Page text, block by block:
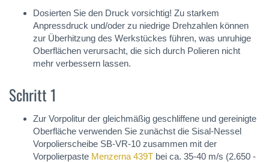
Dosierten Sie den Druck vorsichtig! Zu starkem
Anpressdruck und/oder zu niedrige Drehzahlen können
zur Überhitzung des Werkstückes führen, was unruhige
Oberflächen verursacht, die sich durch Polieren nicht
mehr verbessern lassen.
Schritt 1
Zur Vorpolitur der gleichmäßig geschliffene und gereinigte
Oberfläche verwenden Sie zunächst die Sisal-Nessel
Vorpolierscheibe SB-VR-10 zusammen mit der
Vorpolierpaste Menzerna 439T bei ca. 35-40 m/s (2.650 -